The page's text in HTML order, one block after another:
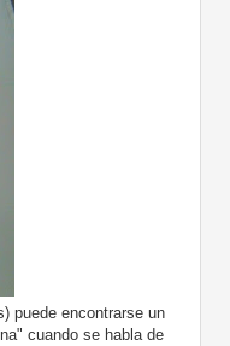
puede encontrarse un
cuando se habla de